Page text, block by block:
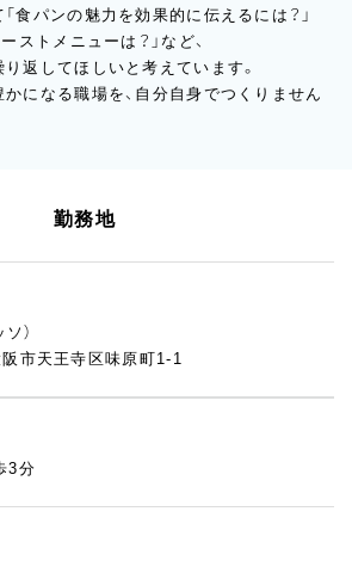
食パンの魅力を効果的に伝えるには？」
ストメニューは？」など、
返してほしいと考えています。
になる職場を、自分自身でつくりません
勤務地
）
市天王寺区味原町1-1
3分